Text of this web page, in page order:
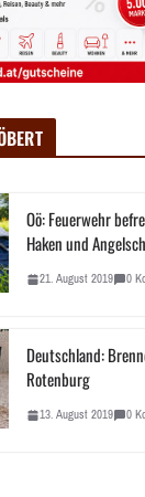
Oö: Feuerwehr
Haken und
21. August 2019 0
Deutschland:
Rotenburg
13. August 2019 0